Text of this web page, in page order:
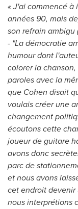
« J'ai commencé à
années 90, mais
son refrain ambigu
- "La démocratie
humour dont
colorer la
paroles avec la
que Cohen disait
voulais créer une
changement
écoutons cette
joueur de guitare
avons donc
parc de
et nous avons
cet endroit
nous interprétions